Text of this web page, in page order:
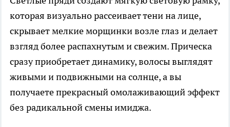
которая визуально рассеивает тени на лице,
скрывает мелкие морщинки возле глаз и делает
взгляд более распахнутым и свежим. Прическа
сразу приобретает динамику, волосы выглядят
живыми и подвижными на солнце, а вы
получаете прекрасный омолаживающий эффект
без радикальной смены имиджа.